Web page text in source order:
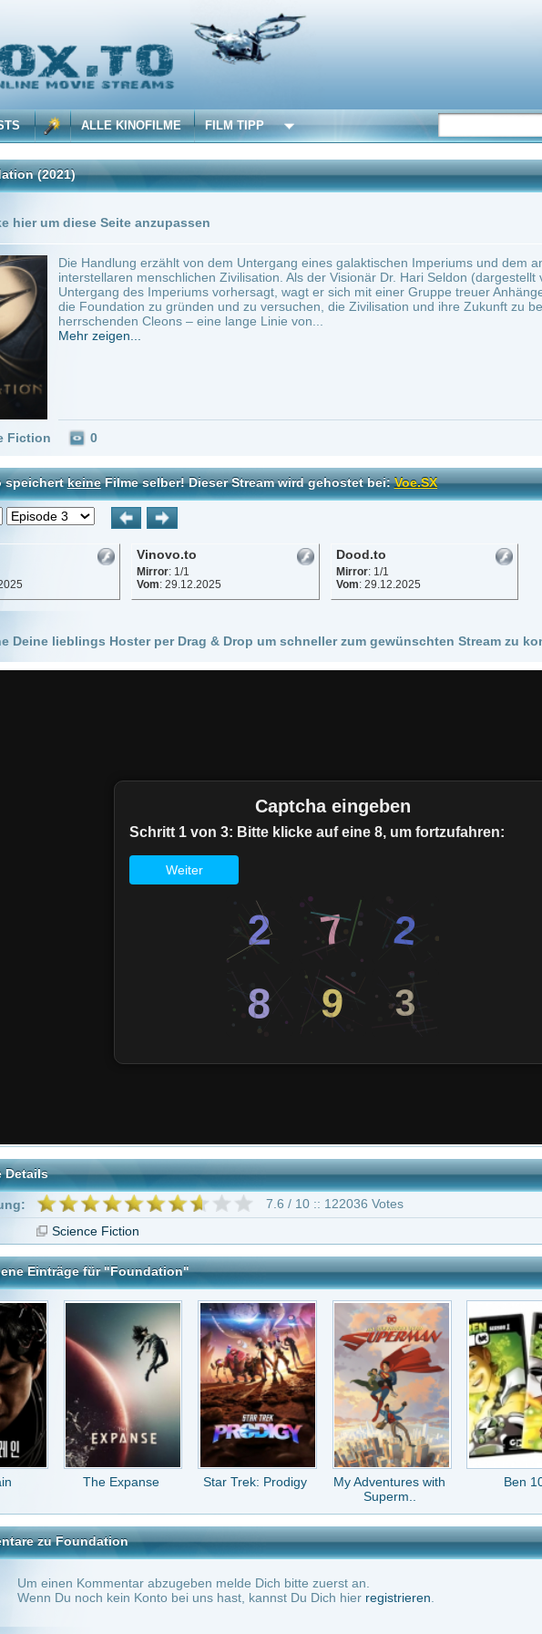
Seite anzupassen
Handlung erzählt von dem Untergang eines galaktischen Imperiums und dem anschließenden Neuaufbau einer
menschlichen Zivilisation. Als der Visionär Dr. Hari Seldon (dargestellt von Jared Harris) den drohenden
des Imperiums vorhersagt, wagt er sich mit einer Gruppe treuer Anhänger in die Weiten der Galaxis, um
Foundation zu gründen und zu versuchen, die Zivilisation und ihre Zukunft zu beschützen und zu bewahren. Die
Cleons – eine lange Linie von...
zeigen...
0
Mirror: 1/1
Vom: 29.12.2025
Mirror: 1/1
Vom: 29.12.2025
7.6 / 10 :: 122036 Votes
The Expanse Star Trek: Prodigy
Superm..
abzugeben melde Dich bitte zuerst an.
kein Konto bei uns hast, kannst Du Dich hierregistrieren.
Keine Kommentare vorhanden.